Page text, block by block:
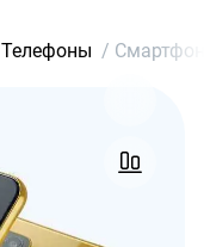
Телефоны /